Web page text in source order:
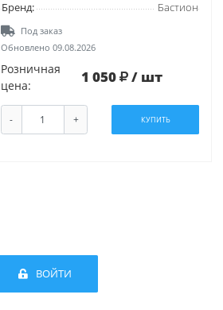
Бренд:
Бастион
Под заказ
Обновлено 09.08.2026
Розничная
цена:
1 050 / шт
- + КУПИТЬ
ВОЙТИ